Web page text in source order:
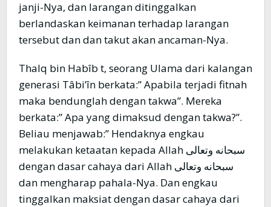
janji-Nya, dan larangan ditinggalkan
berlandaskan keimanan terhadap larangan
tersebut dan dan takut akan ancaman-Nya.
Thalq bin Habîb t, seorang Ulama dari kalangan
generasi Tâbi’în berkata:” Apabila terjadi fitnah
maka bendunglah dengan takwa”. Mereka
berkata:” Apa yang dimaksud dengan takwa?”.
Beliau menjawab:” Hendaknya engkau
melakukan ketaatan kepada Allah سبحانه وتعالى
dengan dasar cahaya dari Allah سبحانه وتعالى
dan mengharap pahala-Nya. Dan engkau
tinggalkan maksiat dengan dasar cahaya dari